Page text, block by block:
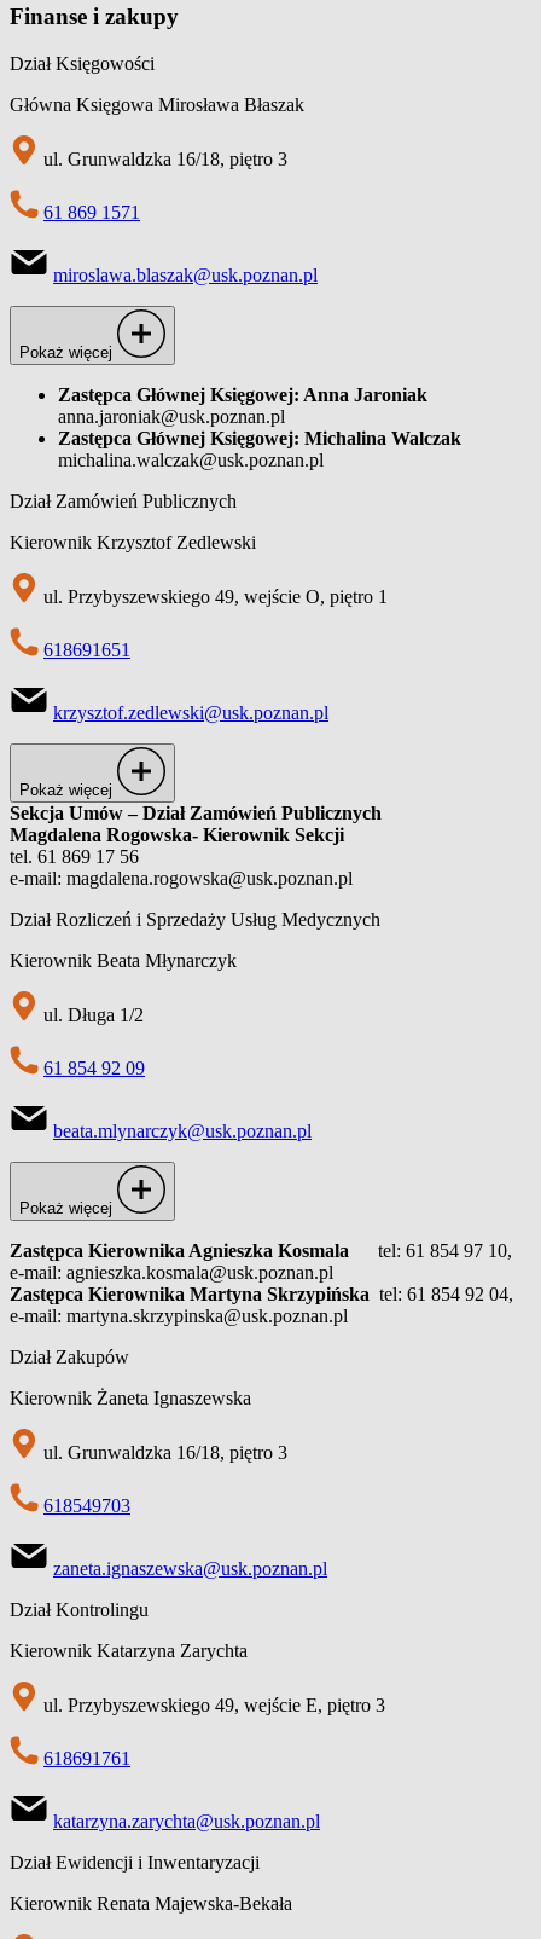
Finanse i zakupy
Dział Księgowości
Główna Księgowa Mirosława Błaszak
ul. Grunwaldzka 16/18, piętro 3
61 869 1571
miroslawa.blaszak@usk.poznan.pl
Pokaż więcej
Zastępca Głównej Księgowej: Anna Jaroniak
anna.jaroniak@usk.poznan.pl
Zastępca Głównej Księgowej: Michalina Walczak
michalina.walczak@usk.poznan.pl
Dział Zamówień Publicznych
Kierownik Krzysztof Zedlewski
ul. Przybyszewskiego 49, wejście O, piętro 1
618691651
krzysztof.zedlewski@usk.poznan.pl
Pokaż więcej
Sekcja Umów – Dział Zamówień Publicznych
Magdalena Rogowska- Kierownik Sekcji
tel. 61 869 17 56
e-mail: magdalena.rogowska@usk.poznan.pl
Dział Rozliczeń i Sprzedaży Usług Medycznych
Kierownik Beata Młynarczyk
ul. Długa 1/2
61 854 92 09
beata.mlynarczyk@usk.poznan.pl
Pokaż więcej
Zastępca Kierownika Agnieszka Kosmala tel: 61 854 97 10,
e-mail: agnieszka.kosmala@usk.poznan.pl
Zastępca Kierownika Martyna Skrzypińska tel: 61 854 92 04,
e-mail: martyna.skrzypinska@usk.poznan.pl
Dział Zakupów
Kierownik Żaneta Ignaszewska
ul. Grunwaldzka 16/18, piętro 3
618549703
zaneta.ignaszewska@usk.poznan.pl
Dział Kontrolingu
Kierownik Katarzyna Zarychta
ul. Przybyszewskiego 49, wejście E, piętro 3
618691761
katarzyna.zarychta@usk.poznan.pl
Dział Ewidencji i Inwentaryzacji
Kierownik Renata Majewska-Bekała